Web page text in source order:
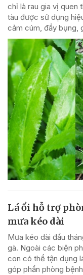
chỉ là rau gia vị quen
tàu được sử dụng
cảm cúm, đầy bụng,
Lá ổi hỗ trợ
mưa kéo dài
Mưa kéo dài đầu
gà. Ngoài các biện
con có thể tận dụng
góp phần phòng